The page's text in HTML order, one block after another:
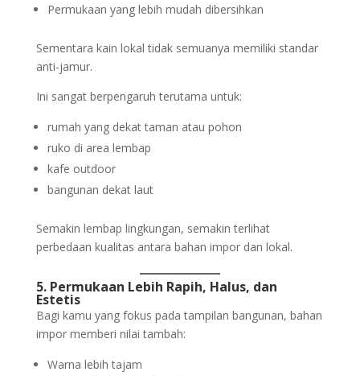
Permukaan yang lebih mudah dibersihkan
Sementara kain lokal tidak semuanya memiliki standar
anti-jamur.
Ini sangat berpengaruh terutama untuk:
rumah yang dekat taman atau pohon
ruko di area lembap
kafe outdoor
bangunan dekat laut
Semakin lembap lingkungan, semakin terlihat
perbedaan kualitas antara bahan impor dan lokal.
5. Permukaan Lebih Rapih, Halus, dan
Estetis
Bagi kamu yang fokus pada tampilan bangunan, bahan
impor memberi nilai tambah:
Warna lebih tajam